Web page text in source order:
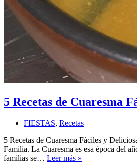
5 Recetas de Cuaresma
FIESTAS, Recetas
5 Recetas de Cuaresma Fáciles y
Familia. La Cuaresma es esa época del
familias se… Leer más »